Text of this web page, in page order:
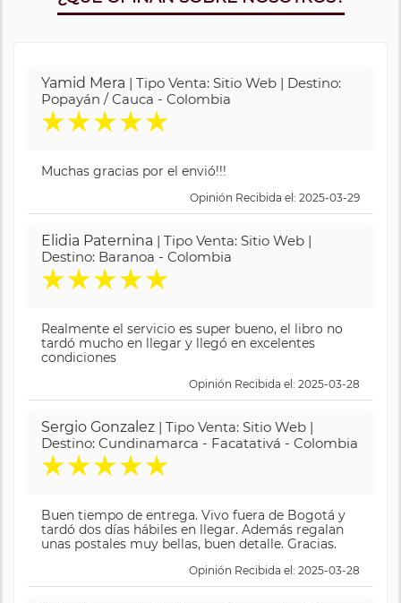
Yamid Mera | Tipo Venta: Sitio Web | Destino:
Popayán / Cauca - Colombia
★★★★★
Muchas gracias por el envió!!!
Opinión Recibida el: 2025-03-29
Elidia Paternina | Tipo Venta: Sitio Web |
Destino: Baranoa - Colombia
★★★★★
Realmente el servicio es super bueno, el libro no
tardó mucho en llegar y llegó en excelentes
condiciones
Opinión Recibida el: 2025-03-28
Sergio Gonzalez | Tipo Venta: Sitio Web |
Destino: Cundinamarca - Facatativá - Colombia
★★★★★
Buen tiempo de entrega. Vivo fuera de Bogotá y
tardó dos días hábiles en llegar. Además regalan
unas postales muy bellas, buen detalle. Gracias.
Opinión Recibida el: 2025-03-28